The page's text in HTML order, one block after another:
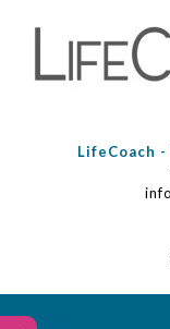
LifeCoach